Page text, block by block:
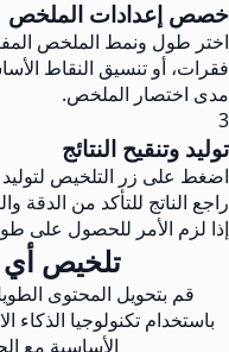
خصص إعدادات الملخص
اختر طول ونمط الملخص
فقرات، أو تنسيق النقاط
مدى اختصار الملخص.
3
توليد وتنقيح النتائج
اضغط على زر التلخيص
راجع الناتج للتأكد من الدقة
إذا لزم الأمر للحصول على
تلخيص أي
قم بتحويل المحتوى
باستخدام تكنولوجيا
الأساسية مع